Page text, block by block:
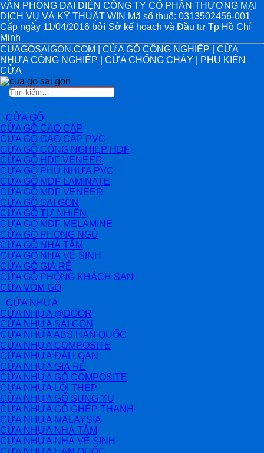
VĂN PHÒNG ĐẠI DIỆN CÔNG TY CỔ PHẦN THƯƠNG MẠI
DỊCH VỤ VÀ KỸ THUẬT WIN Mã số thuế: 0313502456-001
Cấp ngày 11/04/2016 bởi Sở kế hoạch và Đầu tư Tp Hồ Chí
Minh
CUAGOSAIGON.COM | CỬA GỖ CÔNG NGHIỆP | CỬA
NHỰA CÔNG NGHIỆP | CỬA CHỐNG CHÁY | PHỤ KIỆN
CỬA
Tìm
CỬA GỖ
CỬA GỖ CAO CẤP
CỬA GỖ CAO CẤP PVC
CỬA GỖ CÔNG NGHIỆP HDF
CỬA GỖ HDF VENEER
CỬA GỖ PHỦ NHỰA PVC
CỬA GỖ MDF LAMINATE
CỬA GỖ MDF VENEER
CỬA GỖ SÀI GÒN
CỬA GỖ TỰ NHIÊN
CỬA GỖ MDF MELAMINE
CỬA GỖ PHÒNG NGỦ
CỬA GỖ NHÀ TẮM
CỬA GỖ NHÀ VỆ SINH
CỬA GỖ GIÁ RẺ
CỬA GỖ PHÒNG KHÁCH SẠN
CỬA VÒM GỖ
CỬA NHỰA
CỬA NHỰA @DOOR
CỬA NHỰA SÀI GÒN
CỬA NHỰA ABS HÀN QUỐC
CỬA NHỰA COMPOSITE
CỬA NHỰA ĐÀI LOAN
CỬA NHỰA GIÁ RẺ
CỬA NHỰA GỖ COMPOSITE
CỬA NHỰA LÕI THÉP
CỬA NHỰA GỖ SUNG YU
CỬA NHỰA GỖ GHÉP THANH
CỬA NHỰA MALAYSIA
CỬA NHỰA NHÀ TẮM
CỬA NHỰA NHÀ VỆ SINH